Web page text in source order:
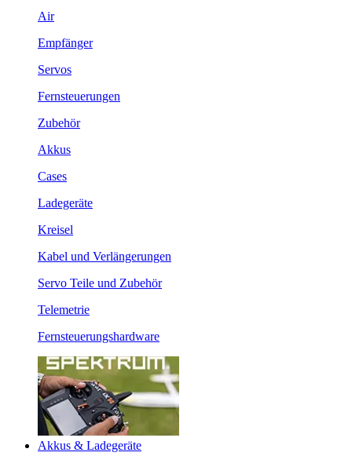
Air
Empfänger
Servos
Fernsteuerungen
Zubehör
Akkus
Cases
Ladegeräte
Kreisel
Kabel und Verlängerungen
Servo Teile und Zubehör
Telemetrie
Fernsteuerungshardware
Akkus & Ladegeräte